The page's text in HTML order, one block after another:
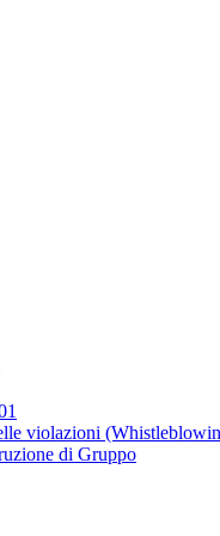
violazioni
di Gruppo